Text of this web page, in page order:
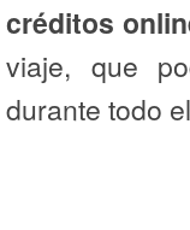
créditos
viaje, que
durante todo